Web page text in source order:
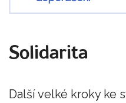
Solidarita
Další velké kroky ke